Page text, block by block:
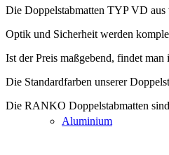
Aluminium
Die Doppelstabmatten TYP VD aus
Optik und Sicherheit werden
Ist der Preis maßgebend, findet
Die Standardfarben unserer
Die RANKO Doppelstabmatten